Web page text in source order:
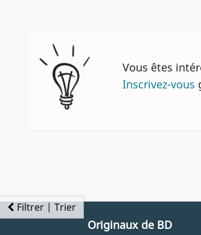
Filtrer | Trier
Vous êtes
Inscrivez-vous
Originaux de BD